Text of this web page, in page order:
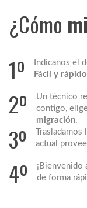
¿Cómo
1º
Indícanos el
Fácil y rápido
2º
Un técnico
contigo,
migración.
3º
actual
4º
¡Bienvenido
de forma